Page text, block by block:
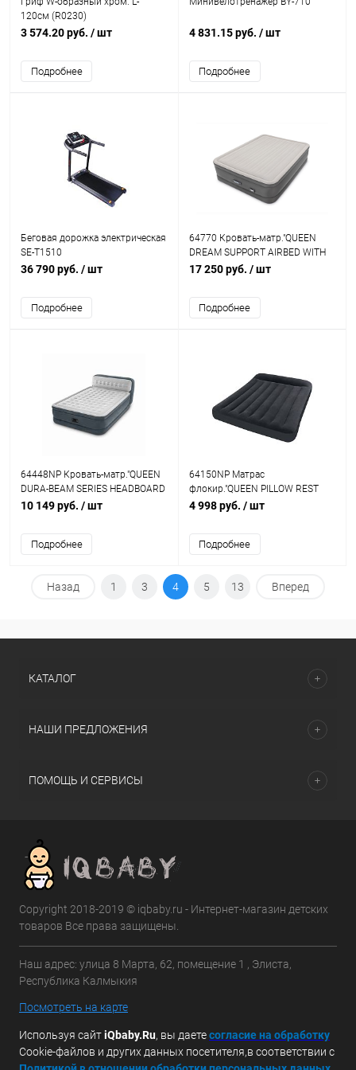
120см (R0230)
3 574.20 руб. / шт
Подробнее
4 831.15 руб. / шт
Подробнее
Беговая дорожка электрическая
SE-T1510
36 790 руб. / шт
Подробнее
64770 Кровать-матр."QUEEN
DREAM SUPPORT AIRBED WITH
FIBER-TECH BIP",эл/
17 250 руб. / шт
Подробнее
64448NP Кровать-матр."QUEEN
DURA-BEAM SERIES HEADBOARD
AIRBED WITH BIP",эл/
10 149 руб. / шт
Подробнее
64150NP Матрас
флокир."QUEEN PILLOW REST
CLASSIC AIRBED WITH FIBER-
4 998 руб. / шт
Подробнее
Назад 1 3 4 5 13 Вперед
КАТАЛОГ
НАШИ ПРЕДЛОЖЕНИЯ
ПОМОЩЬ И СЕРВИСЫ
Copyright 2018-2019 © iqbaby.ru - Интернет-магазин детских
товаров Все права защищены.
Наш адрес: улица 8 Марта, 62, помещение 1 , Элиста,
Республика Калмыкия
Посмотреть на карте
Используя сайтiQbaby.Ru, вы даетесогласие на обработку
Cookie-файлов и других данных посетителя,в соответствии с